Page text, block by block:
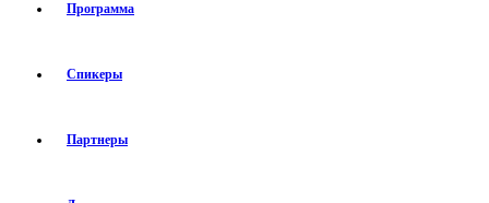
Программа
Спикеры
Партнеры